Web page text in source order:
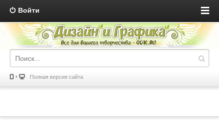
Войти
Полная версия сайта